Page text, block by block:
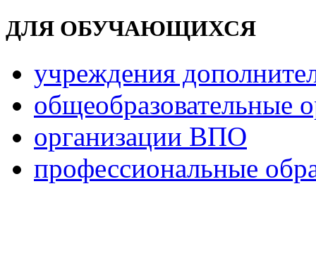
ДЛЯ ОБУЧАЮЩИХСЯ
учреждения
общеобразовательные
организации ВПО
профессиональные